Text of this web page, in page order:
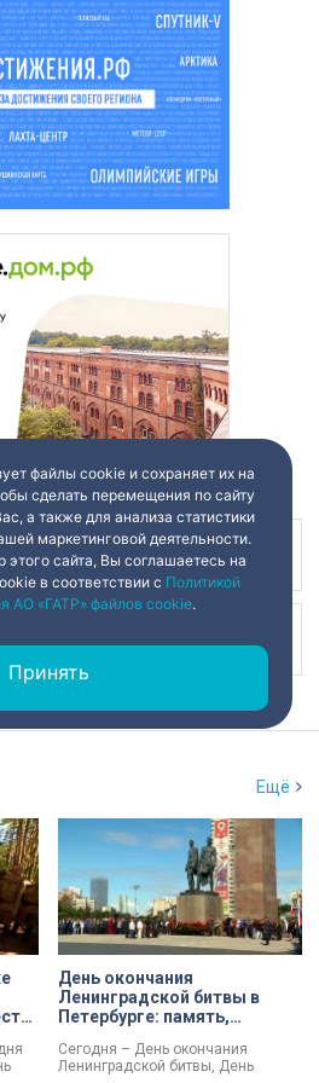
в
в
Ещё
День окончания
Ленинградской битвы в
Петербурге: память,
созданию нового
мемориала
Сегодня – День окончания
Ленинградской битвы, День
файлы cookie и сохраняет их на
сделать перемещения по сайту
а также для анализа статистики
маркетинговой деятельности.
сайта, Вы соглашаетесь на
в соответствии с Политикой
АО «ГАТР» файлов cookie.
Принять